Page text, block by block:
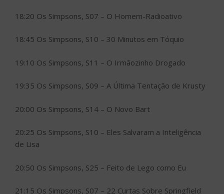
18:20 Os Simpsons, S07 – O Homem-Radioativo
18:45 Os Simpsons, S10 – 30 Minutos em Tóquio
19:10 Os Simpsons, S11 – O Irmãozinho Drogado
19:35 Os Simpsons, S09 – A Última Tentação de Krusty
20:00 Os Simpsons, S14 – O Novo Bart
20:25 Os Simpsons, S10 – Eles Salvaram a Inteligência
de Lisa
20:50 Os Simpsons, S25 – Feito de Lego como Eu
21:15 Os Simpsons, S07 – 22 Curtas Sobre Springfield